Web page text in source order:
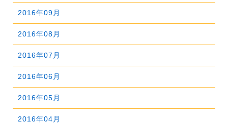
2022年02月
2022年01月
2021年03月
2021年02月
2021年01月
2020年04月
2020年03月
2020年02月
2020年01月
2019年05月
2019年04月
2019年03月
2019年02月
2019年01月
2018年07月
2018年06月
2018年05月
2018年04月
2018年03月
2018年02月
2017年08月
2017年07月
2017年06月
2017年05月
2017年04月
2017年03月
2016年09月
2016年08月
2016年07月
2016年06月
2016年05月
2016年04月